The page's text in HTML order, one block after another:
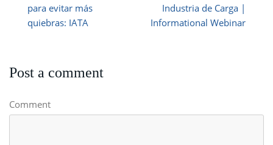
para evitar más
quiebras: IATA
Industria de Carga |
Informational Webinar
Post a comment
Comment